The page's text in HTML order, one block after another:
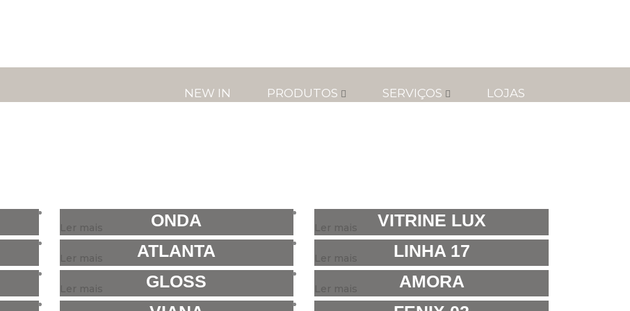
NEW IN PRODUTOS SERVIÇOS LOJAS
Ler mais ONDA Ler mais VITRINE LUX
Ler mais ATLANTA Ler mais LINHA 17
Ler mais GLOSS Ler mais AMORA